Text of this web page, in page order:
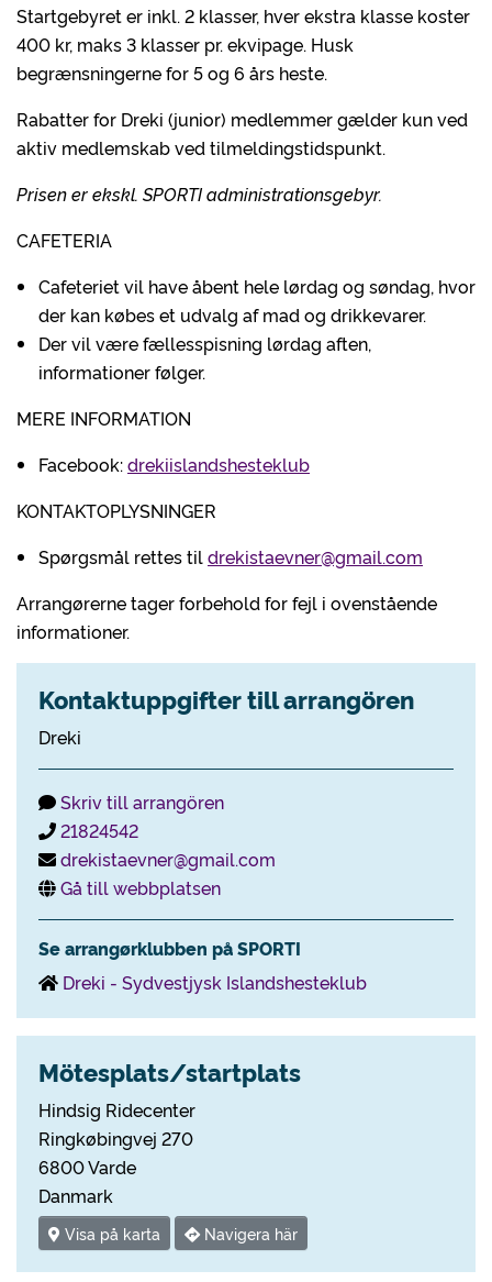
Startgebyret er inkl. 2 klasser, hver ekstra klasse koster
400 kr, maks 3 klasser pr. ekvipage. Husk
begrænsningerne for 5 og 6 års heste.
Rabatter for Dreki (junior) medlemmer gælder kun ved
aktiv medlemskab ved tilmeldingstidspunkt.
Prisen er ekskl. SPORTI administrationsgebyr.
CAFETERIA
Cafeteriet vil have åbent hele lørdag og søndag, hvor
der kan købes et udvalg af mad og drikkevarer.
Der vil være fællesspisning lørdag aften,
informationer følger.
MERE INFORMATION
Facebook:drekiislandshesteklub
KONTAKTOPLYSNINGER
Spørgsmål rettes tildrekistaevner@gmail.com
Arrangørerne tager forbehold for fejl i ovenstående
informationer.
Kontaktuppgifter till arrangören
Dreki
Skriv till arrangören
21824542
drekistaevner@gmail.com
Gå till webbplatsen
Se arrangørklubben på SPORTI
Dreki - Sydvestjysk Islandshesteklub
Mötesplats/startplats
Hindsig Ridecenter
Ringkøbingvej 270
6800 Varde
Danmark
Visa på karta Navigera här